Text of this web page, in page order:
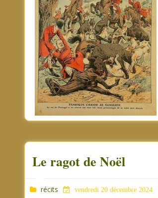
Le ragot de Noël
récits vendredi 20 décembre 2024